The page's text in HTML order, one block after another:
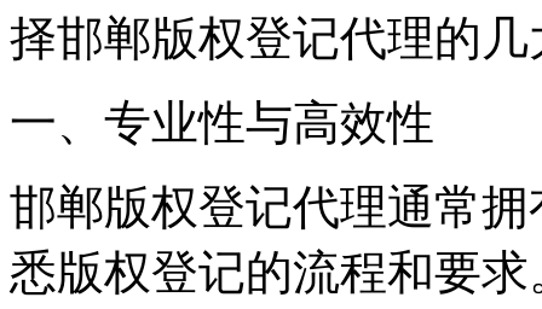
择邯郸版权登记代理的
一、专业性与高效性
邯郸版权登记代理通常
悉版权登记的流程和要